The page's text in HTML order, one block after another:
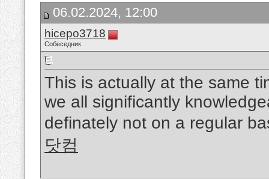
06.02.2024, 12:00
hicepo3718
Собеседник
This is actually at the same
we all significantly
definately not on a regular
닷컴